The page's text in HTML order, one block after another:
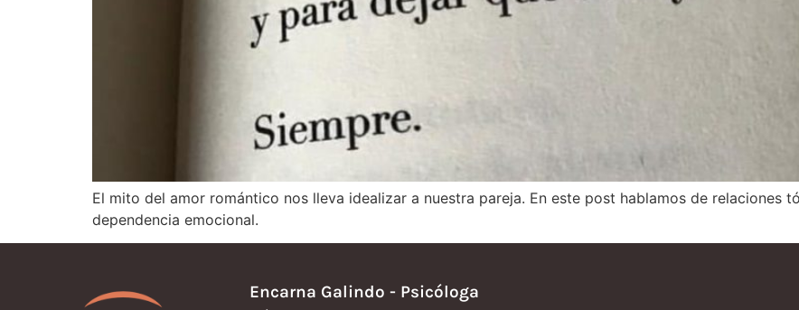
El mito del amor romántico nos lleva idealizar a nuestra pareja. En este post hablamos de relaciones
dependencia emocional.
Encarna Galindo - Psicóloga